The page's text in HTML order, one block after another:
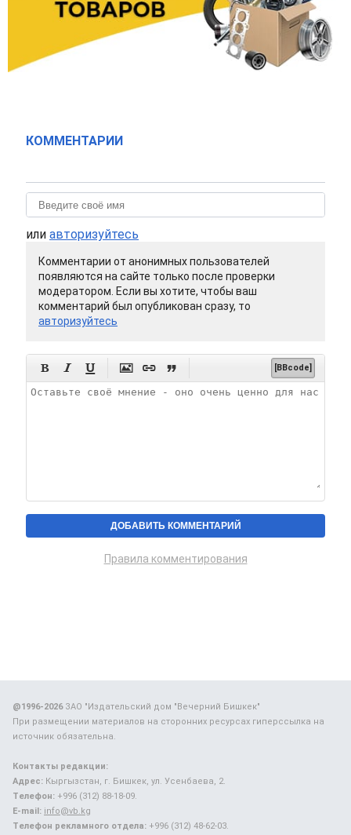
КОММЕНТАРИИ
или авторизуйтесь
Комментарии от анонимных пользователей
появляются на сайте только после проверки
модератором. Если вы хотите, чтобы ваш
комментарий был опубликован сразу, то
авторизуйтесь
      [BBcode]
Правила комментирования
@1996-2026ЗАО "Издательский дом "Вечерний Бишкек"
При размещении материалов на сторонних ресурсах гиперссылка на
источник обязательна.
Контакты редакции:
Адрес: Кыргызстан, г. Бишкек, ул. Усенбаева, 2.
Телефон: +996 (312) 88-18-09.
E-mail: info@vb.kg
Телефон рекламного отдела: +996 (312) 48-62-03.